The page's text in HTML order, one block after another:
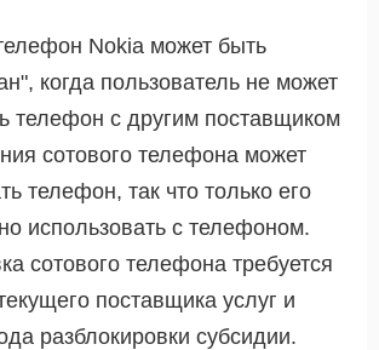
Nokia может быть
когда пользователь не может
телефон с другим поставщиком
сотового телефона может
телефон, так что только его
использовать с телефоном.
сотового телефона требуется
поставщика услуг и
разблокировки субсидии.